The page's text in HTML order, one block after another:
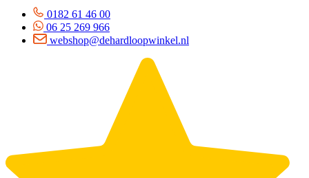
0182 61 46 00
06 25 269 966
webshop@dehardloopwinkel.nl